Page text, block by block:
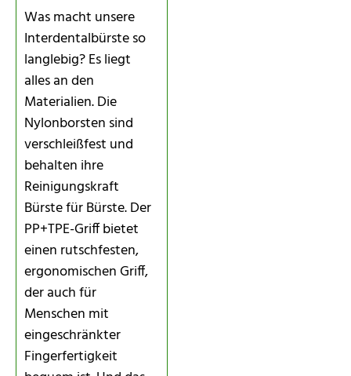
Was macht unsere
Interdentalbürste so
langlebig? Es liegt
alles an den
Materialien. Die
Nylonborsten sind
verschleißfest und
behalten ihre
Reinigungskraft
Bürste für Bürste. Der
PP+TPE-Griff bietet
einen rutschfesten,
ergonomischen Griff,
der auch für
Menschen mit
eingeschränkter
Fingerfertigkeit